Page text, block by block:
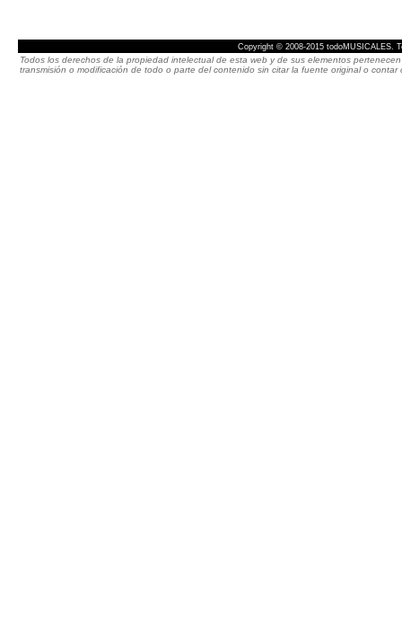
Copyright © 2008-2015 todoMUSICALES.
Todos los derechos de la propiedad intelectual de esta web y de sus elementos
transmisión o modificación de todo o parte del contenido sin citar la fuente original o